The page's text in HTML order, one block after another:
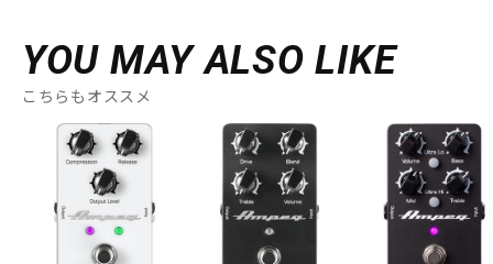
YOU MAY ALSO LIKE
こちらもオススメ